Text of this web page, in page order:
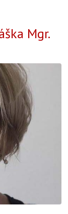
Mgr.